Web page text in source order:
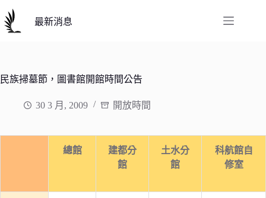
至
主
容
最新消息
民族掃墓節，圖書館開館時間公告
30 3 月, 2009 開放時間
總館
建都分
館
土水分
館
科航館自
修室